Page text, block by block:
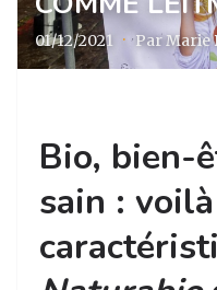
01/12/2021 · Par Marie
Bio, bien-
sain :